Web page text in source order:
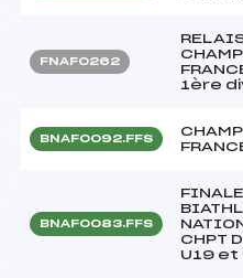
FNAF0262
1ère
BNAF0092.FFS
BNAF0083.FFS
CHPT
U19 et